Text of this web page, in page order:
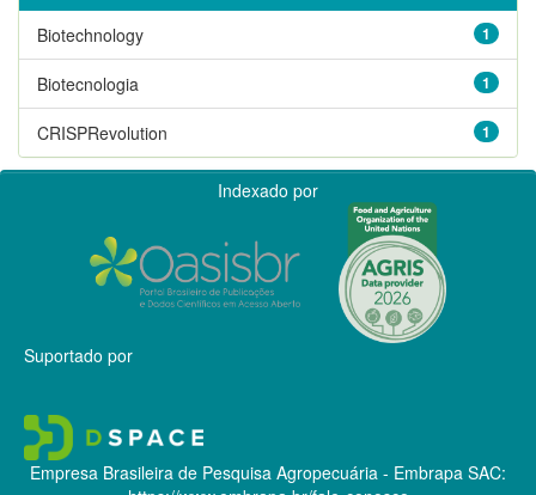
1
Biotechnology
1
Biotecnologia
1
CRISPRevolution
Indexado por
Suportado por
Empresa Brasileira de Pesquisa Agropecuária - Embrapa SAC: